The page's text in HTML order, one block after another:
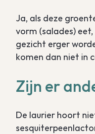
Ja, als deze
vorm (salades)
gezicht erger
komen dan niet in
Zijn er
De laurier hoort